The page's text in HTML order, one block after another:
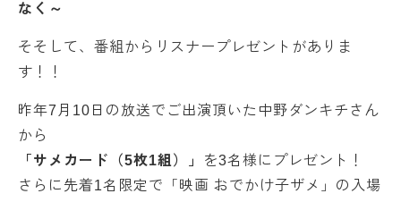
なく～
そそして、番組からリスナープレゼントがありま
す！！
昨年7月10日の放送でご出演頂いた中野ダンキチさん
から
「サメカード（5枚1組）」
を3名様にプレゼント！
さらに先着1名限定で「映画 おでかけ子ザメ」の入場